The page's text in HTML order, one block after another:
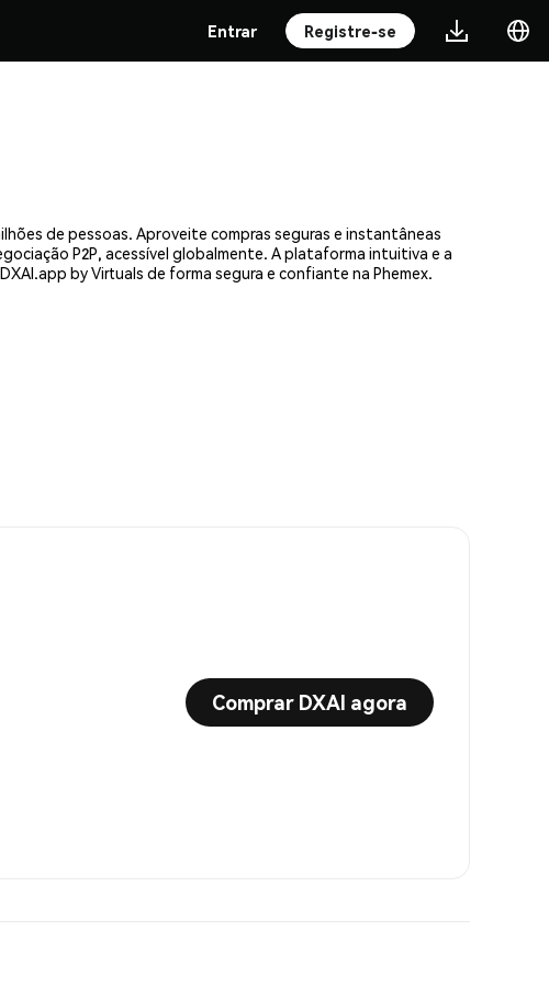
Entrar Registre-se
de pessoas. Aproveite compras seguras e instantâneas
P2P, acessível globalmente. A plataforma intuitiva e a
by Virtuals de forma segura e confiante na Phemex.
Comprar DXAI agora